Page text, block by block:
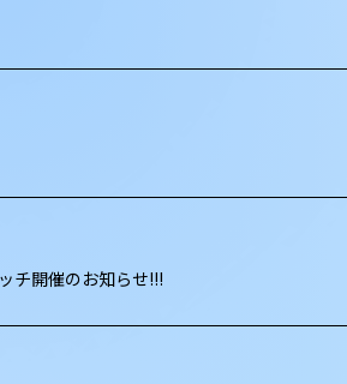
チ開催のお知らせ!!!